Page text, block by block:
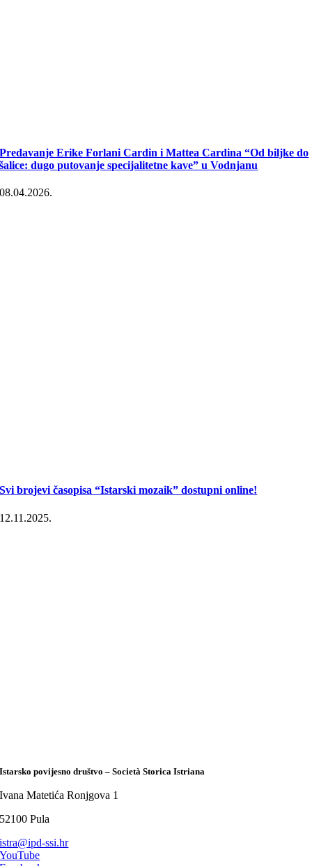
Predavanje Erike Forlani Cardin i Mattea Cardina “Od biljke do
šalice: dugo putovanje specijalitetne kave” u Vodnjanu
08.04.2026.
Svi brojevi časopisa “Istarski mozaik” dostupni online!
12.11.2025.
Istarsko povijesno društvo – Società Storica Istriana
Ivana Matetića Ronjgova 1
52100 Pula
istra@ipd-ssi.hr
YouTube